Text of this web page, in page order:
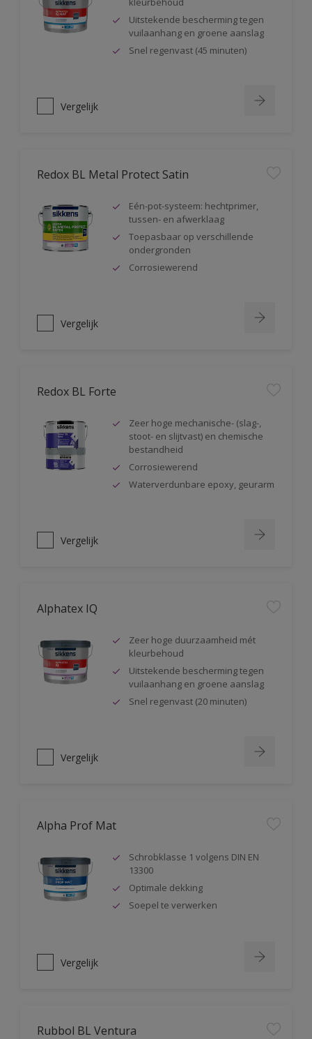
Uitstekende bescherming tegen
vuilaanhang en groene aanslag
Snel regenvast (45 minuten)
Vergelijk
Redox BL Metal Protect Satin
Eén-pot-systeem: hechtprimer,
tussen- en afwerklaag
Toepasbaar op verschillende
ondergronden
Corrosiewerend
Vergelijk
Redox BL Forte
Zeer hoge mechanische- (slag-,
stoot- en slijtvast) en chemische
bestandheid
Corrosiewerend
Waterverdunbare epoxy, geurarm
Vergelijk
Alphatex IQ
Zeer hoge duurzaamheid mét
kleurbehoud
Uitstekende bescherming tegen
vuilaanhang en groene aanslag
Snel regenvast (20 minuten)
Vergelijk
Alpha Prof Mat
Schrobklasse 1 volgens DIN EN
13300
Optimale dekking
Soepel te verwerken
Vergelijk
Rubbol BL Ventura